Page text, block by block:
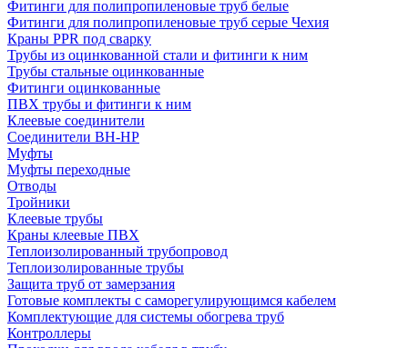
Фитинги для полипропиленовые труб белые
Фитинги для полипропиленовые труб серые Чехия
Краны PPR под сварку
Трубы из оцинкованной стали и фитинги к ним
Трубы стальные оцинкованные
Фитинги оцинкованные
ПВХ трубы и фитинги к ним
Клеевые соединители
Соединители ВН-НР
Муфты
Муфты переходные
Отводы
Тройники
Клеевые трубы
Краны клеевые ПВХ
Теплоизолированный трубопровод
Теплоизолированные трубы
Защита труб от замерзания
Готовые комплекты с саморегулирующимся кабелем
Комплектующие для системы обогрева труб
Контроллеры